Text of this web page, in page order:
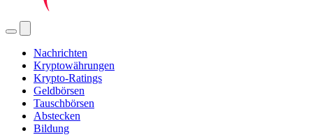
Nachrichten
Kryptowährungen
Krypto-Ratings
Geldbörsen
Tauschbörsen
Abstecken
Bildung